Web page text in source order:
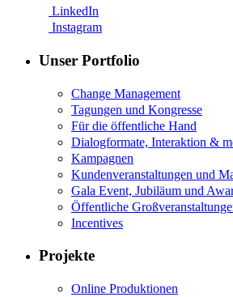
LinkedIn
Instagram
Unser Portfolio
Change Management
Tagungen und Kongresse
Für die öffentliche Hand
Dialogformate, Interaktion &
Kampagnen
Kundenveranstaltungen und
Gala Event, Jubiläum und
Öffentliche
Incentives
Projekte
Online Produktionen